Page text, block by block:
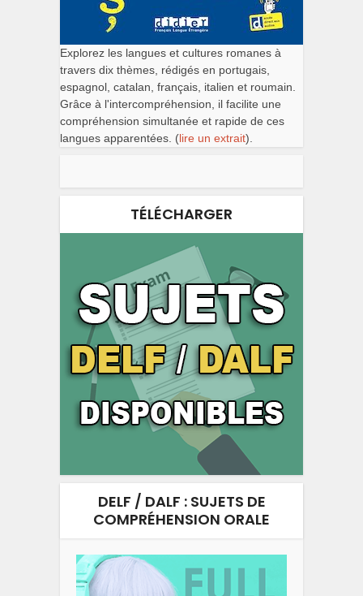
Explorez les langues et cultures romanes à
travers dix thèmes, rédigés en portugais,
espagnol, catalan, français, italien et roumain.
Grâce à l'intercompréhension, il facilite une
compréhension simultanée et rapide de ces
langues apparentées. (lire un extrait).
TÉLÉCHARGER
DELF / DALF : SUJETS DE
COMPRÉHENSION ORALE